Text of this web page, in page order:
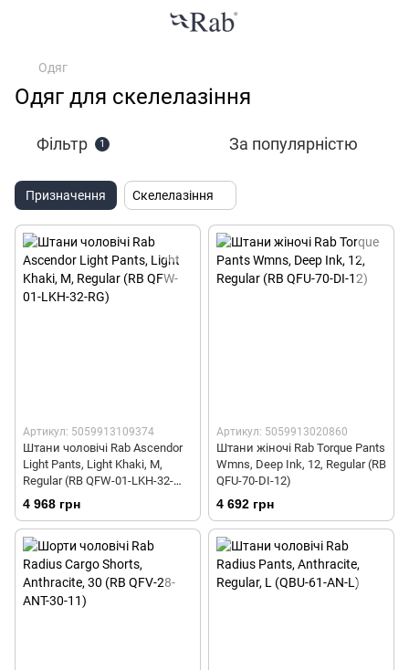
Одяг
Одяг для скелелазіння
Фільтр 1 За популярністю
Призначення Скелелазіння
Артикул: 5059913109374
Штани чоловічі Rab Ascendor
Light Pants, Light Khaki, M,
Regular (RB QFW-01-LKH-32-
RG)
4 968 грн
Артикул: 5059913020860
Штани жіночі Rab Torque Pants
Wmns, Deep Ink, 12, Regular (RB
QFU-70-DI-12)
4 692 грн